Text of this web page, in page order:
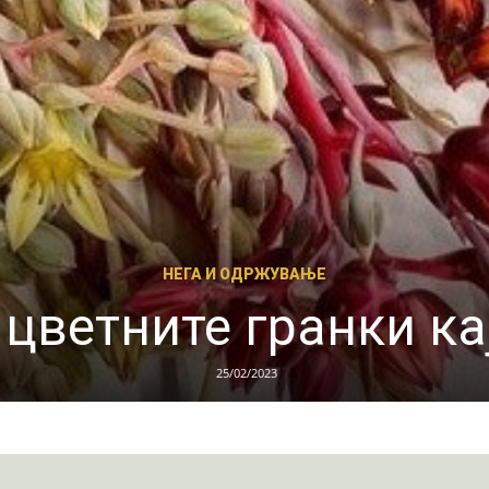
РАСТЕНИЈА
(НЕГА И
22/05/2023